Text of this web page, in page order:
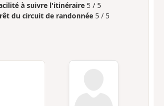
à suivre l'itinéraire 5 / 5
du circuit de randonnée 5 / 5